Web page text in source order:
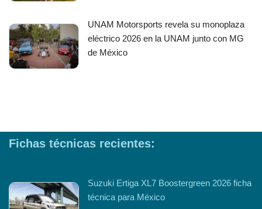
UNAM Motorsports revela su monoplaza
eléctrico 2026 en la UNAM junto con MG
de México
Fichas técnicas recientes:
Suzuki Ertiga XL7 Boostergreen 2026 ficha
técnica para México